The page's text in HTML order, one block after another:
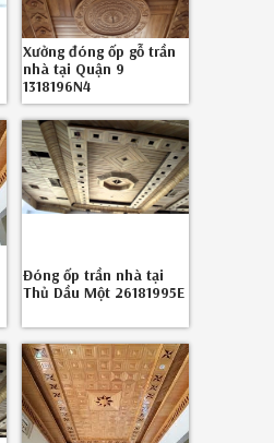
Xưởng đóng ốp gỗ trần
nhà tại Quận 9
1318196N4
Đóng ốp trần nhà tại
Thủ Dầu Một 26181995E